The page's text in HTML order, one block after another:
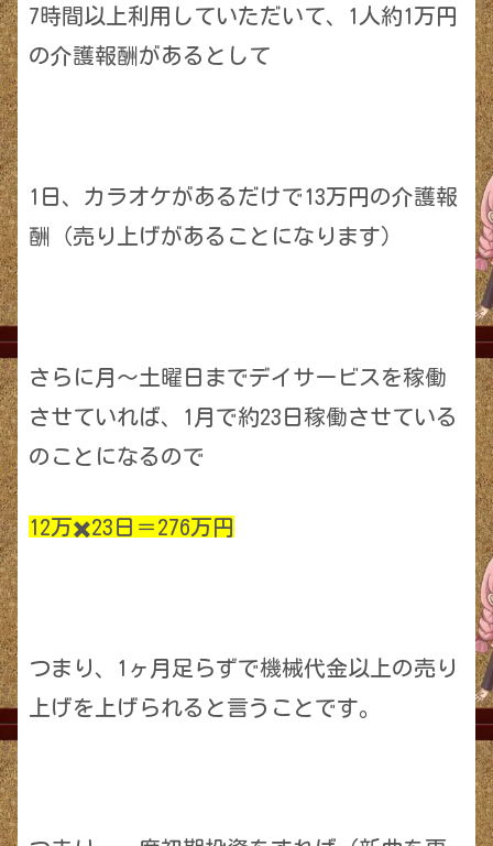
7時間以上利用していただいて、1人約1万円
の介護報酬があるとして
1日、カラオケがあるだけで13万円の介護報
酬（売り上げがあることになります）
さらに月〜土曜日までデイサービスを稼働
させていれば、1月で約23日稼働させている
のことになるので
12万✖️23日＝276万円
つまり、1ヶ月足らずで機械代金以上の売り
上げを上げられると言うことです。